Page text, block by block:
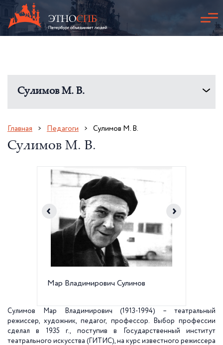
Сулимов М. В.
Главная Педагоги Сулимов М. В.
Сулимов М. В.
Мар Владимирович Сулимов
Сулимов Мар Владимирович (1913-1994) – театральный
режиссер, художник, педагог, профессор. Выбор профессии
сделал в 1935 г., поступив в Государственный институт
театрального искусства (ГИТИС), на курс известного режиссера